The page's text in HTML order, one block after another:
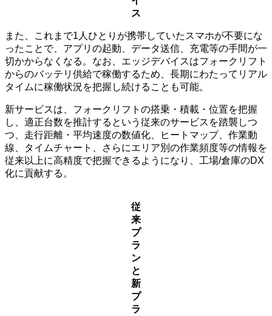
ス
また、これまで1人ひとりが携帯していたスマホが不要にな
ったことで、アプリの起動、データ送信、充電等の手間が一
切かからなくなる。なお、エッジデバイスはフォークリフト
からのバッテリ供給で稼働するため、長期にわたってリアル
タイムに稼働状況を把握し続けることも可能。
新サービスは、フォークリフトの搭乗・積載・位置を把握
し、適正台数を推計するという従来のサービスを踏襲しつ
つ、走行距離・平均速度の数値化、ヒートマップ、作業動
線、タイムチャート、さらにエリア別の作業頻度等の情報を
従来以上に高精度で把握できるようになり、工場/倉庫のDX
化に貢献する。
従
来
プ
ラ
ン
と
新
プ
ラ